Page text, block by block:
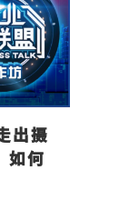
出摄
如何